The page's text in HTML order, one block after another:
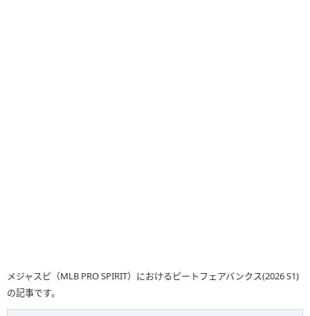
メジャスピ（MLB PRO SPIRIT）におけるピートフェアバンクス(2026 S1)
の記事です。